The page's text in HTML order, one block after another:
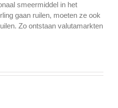
smeermiddel in het
gaan ruilen, moeten ze ook
Zo ontstaan valutamarkten